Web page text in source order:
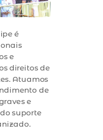
é
e
direitos de
Atuamos
de
e
suporte